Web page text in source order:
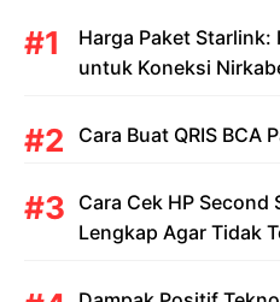
Harga Paket
untuk Koneksi
Cara Buat QRIS BCA
Cara Cek HP Second
Lengkap Agar Tidak